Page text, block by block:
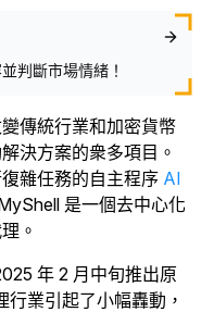
判斷市場情緒！
傳統行業和加密貨幣
決方案的衆多項目。
雜任務的自主程序 AI
是一個去中心化
。
年 2 月中旬推出原
業引起了小幅轟動，